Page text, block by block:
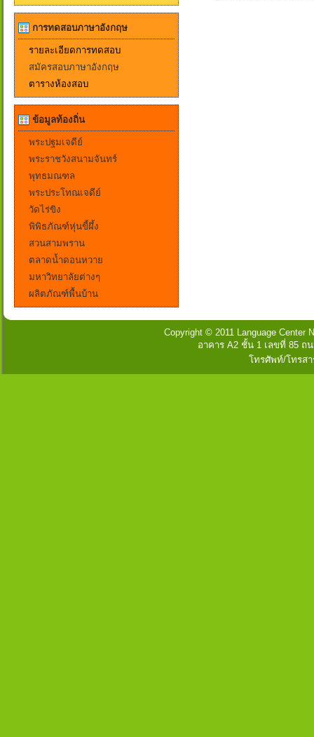
การทดสอบภาษาอังกฤษ
รายละเอียดการทดสอบ
สมัครสอบภาษาอังกฤษ
ตารางห้องสอบ
ข้อมูลท้องถิ่น
พระปฐมเจดีย์
พระราชวังสนามจันทร์
พุทธมณฑล
พระประโทณเจดีย์
วัดไร่ขิง
พิพิธภัณฑ์หุ่นขี้ผึ้ง
สวนสามพราน
ตลาดน้ำดอนหวาย
มหาวิทยาลัยต่างๆ
ผลิตภัณฑ์พื้นบ้าน
Copyright © 2011 Language Center
อาคาร A2 ชั้น 1 เลขที่ 85 ถ
โทรศัพท์/โทรสา